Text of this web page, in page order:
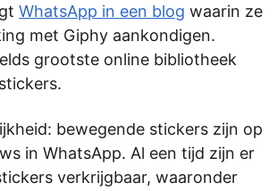
WhatsApp in een blog waarin ze
met Giphy aankondigen.
grootste online bibliotheek
bewegende stickers zijn op
in WhatsApp. Al een tijd zijn er
verkrijgbaar, waaronder